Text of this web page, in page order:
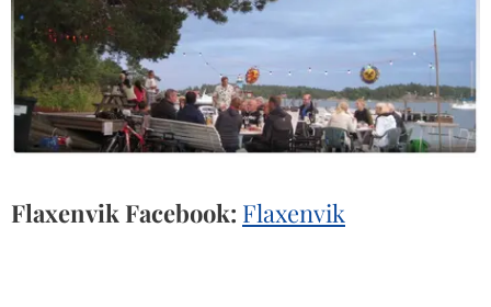
Flaxenvik Facebook: Flaxenvik